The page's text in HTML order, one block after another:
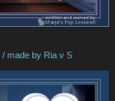
by Coby J
by Ria v S